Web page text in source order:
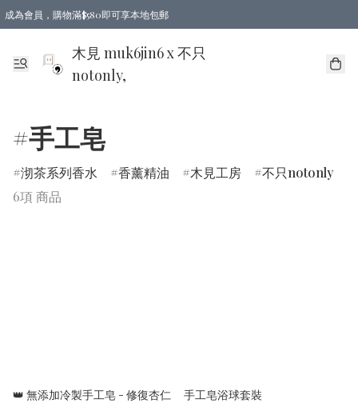
成為會員，購物滿$580即可享本地包郵
亞洲地區買滿$780包郵，歐美地區買滿$980包郵
木見 muk6jin6 x 不只
notonly,
#手工皂
沏茶系列香水 香薰精油 木見工房 不只notonly
6項 商品
👑 無添加冷製手工皂 - 修復杏仁
手工皂浴球套裝